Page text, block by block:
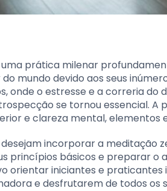
prática milenar
mundo devido aos seus
onde o estresse e a correria
se tornou essencial.
e clareza mental, elementos
incorporar a meditação
princípios básicos e preparar o
orientar iniciantes e
e desfrutarem de todos os